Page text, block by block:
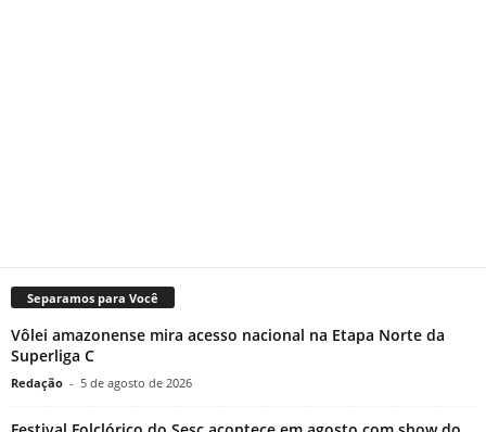
Separamos para Você
Vôlei amazonense mira acesso nacional na Etapa Norte da
Superliga C
Redação - 5 de agosto de 2026